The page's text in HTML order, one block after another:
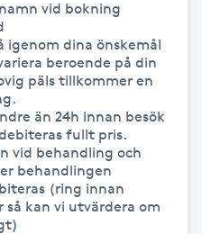
vid bokning
igenom dina önskemål
beroende på din
päls tillkommer en
än 24h innan besök
fullt pris.
vid behandling och
behandlingen
(ring innan
så kan vi utvärdera om